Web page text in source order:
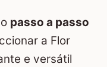
passo a passo
a Flor
e versátil